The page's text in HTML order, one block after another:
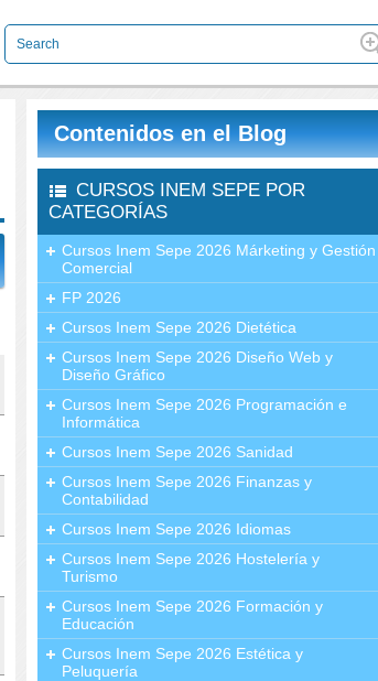
Contenidos en el Blog
CURSOS INEM SEPE POR
CATEGORÍAS
Cursos Inem Sepe 2026 Márketing y Gestión
Comercial
FP 2026
Cursos Inem Sepe 2026 Dietética
Cursos Inem Sepe 2026 Diseño Web y
Diseño Gráfico
Cursos Inem Sepe 2026 Programación e
Informática
Cursos Inem Sepe 2026 Sanidad
Cursos Inem Sepe 2026 Finanzas y
Contabilidad
Cursos Inem Sepe 2026 Idiomas
Cursos Inem Sepe 2026 Hostelería y
Turismo
Cursos Inem Sepe 2026 Formación y
Educación
Cursos Inem Sepe 2026 Estética y
Peluquería